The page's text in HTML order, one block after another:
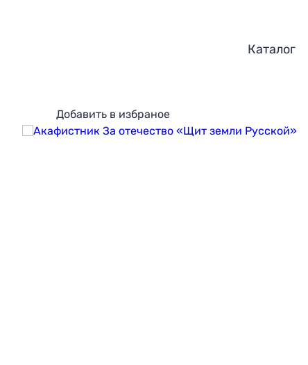
Каталог
Добавить в избраное